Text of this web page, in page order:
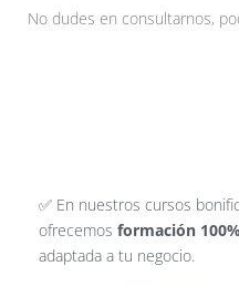
No dudes en consultarnos,
✅ En nuestros cursos
ofrecemos formación
adaptada a tu negocio.